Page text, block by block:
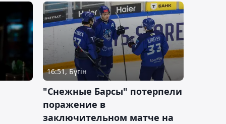
16:51, Бүгін
"Снежные Барсы" потерпели
поражение в
заключительном матче на